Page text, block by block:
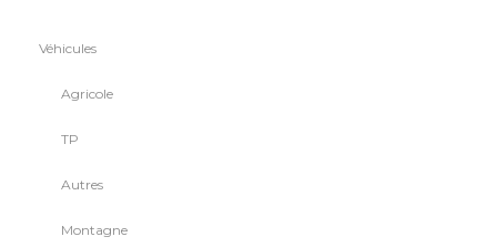
Véhicules
Agricole
TP
Autres
Montagne